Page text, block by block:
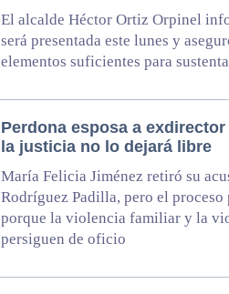
El alcalde Héctor Ortiz Orpinel
será presentada este lunes y
elementos suficientes para
Perdona esposa a
la justicia no lo dejará libre
María Felicia Jiménez retiró su
Rodríguez Padilla, pero el proceso
porque la violencia familiar y la
persiguen de oficio